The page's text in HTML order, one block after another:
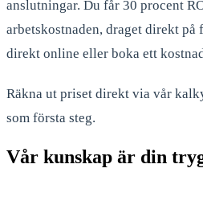
anslutningar. Du får 30 procent
arbetskostnaden, draget direkt
direkt online eller boka ett
Räkna ut priset direkt via vår
som första steg.
Vår kunskap är din